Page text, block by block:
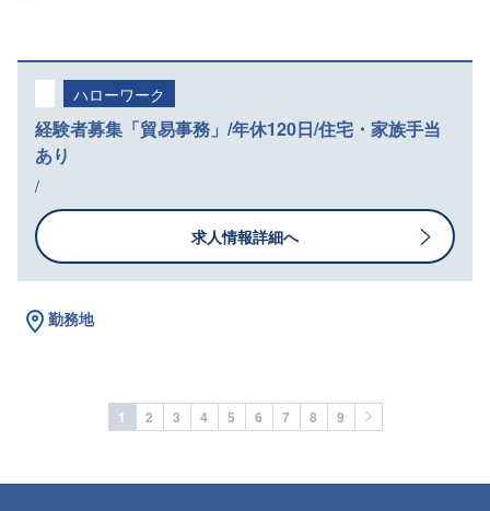
ハローワーク
経験者募集「貿易事務」/年休120日/住宅・家族手当
あり
/
求人情報詳細へ
勤務地
1 2 3 4 5 6 7 8 9